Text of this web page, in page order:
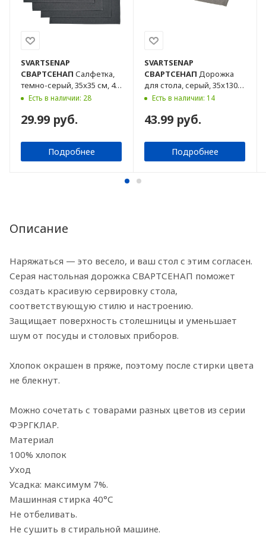
SVARTSENAP
СВАРТСЕНАП Салфетка,
темно-серый, 35x35 см, 4
штЕсть в наличии: 28
29.99 руб.
Подробнее
SVARTSENAP
СВАРТСЕНАП Дорожка
для стола, серый, 35x130
смЕсть в наличии: 14
43.99 руб.
Подробнее
Описание
Наряжаться — это весело, и ваш стол с этим согласен.
Серая настольная дорожка СВАРТСЕНАП поможет
создать красивую сервировку стола,
соответствующую стилю и настроению.
Защищает поверхность столешницы и уменьшает
шум от посуды и столовых приборов.
Хлопок окрашен в пряже, поэтому после стирки цвета
не блекнут.
Можно сочетать с товарами разных цветов из серии
ФЭРГКЛАР.
Материал
100% хлопок
Уход
Усадка: максимум 7%.
Машинная стирка 40°С
Не отбеливать.
Не сушить в стиральной машине.